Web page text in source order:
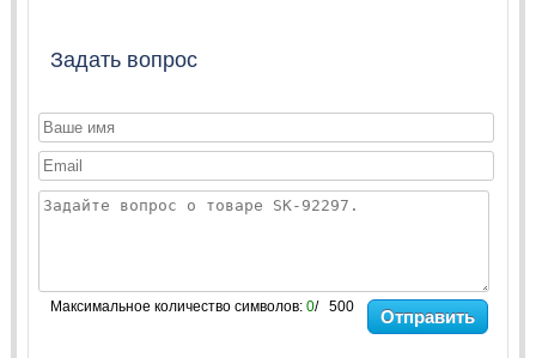
Задать вопрос
Максимальное количество символов: 0/ 500 Отправить